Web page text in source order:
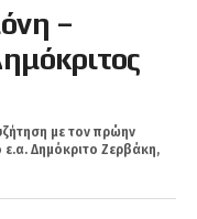
–
με τον πρώην
ε.α. Δημόκριτο Ζερβάκη,